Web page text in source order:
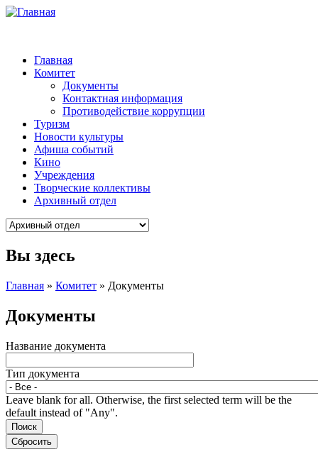
Главная
Комитет
Документы
Контактная информация
Противодействие коррупции
Туризм
Новости культуры
Афиша событий
Кино
Учреждения
Творческие коллективы
Архивный отдел
Вы здесь
Главная » Комитет » Документы
Документы
Название документа
Тип документа
Leave blank for all. Otherwise, the first selected term will be the
default instead of "Any".